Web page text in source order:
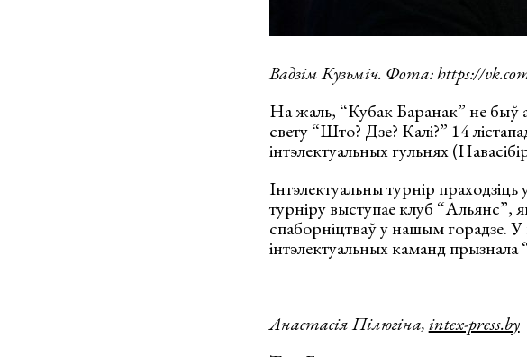
Вадзім Кузьміч. Фота: https://
На жаль, “Кубак Баранак” не быў
свету “Што? Дзе? Калі?” 14
інтэлектуальных гульнях
Інтэлектуальны турнір
турніру выступае клуб “Альянс”,
спаборніцтваў у нашым горадзе.
інтэлектуальных каманд
Анастасія Пілюгіна,intex-press.by